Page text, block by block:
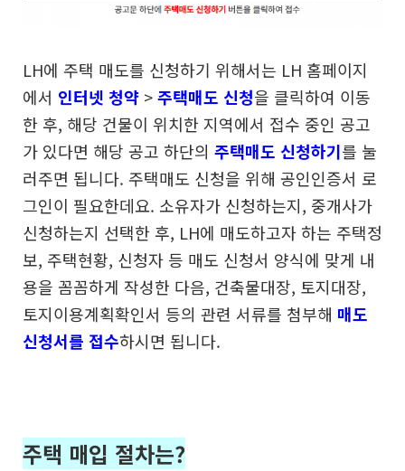
LH에 주택 매도를 신청하기 위해서는 LH 홈페이지
에서 인터넷 청약 >주택매도 신청을 클릭하여 이동
한 후, 해당 건물이 위치한 지역에서 접수 중인 공고
가 있다면 해당 공고 하단의 주택매도 신청하기를 눌
러주면 됩니다. 주택매도 신청을 위해 공인인증서 로
그인이 필요한데요. 소유자가 신청하는지, 중개사가
신청하는지 선택한 후, LH에 매도하고자 하는 주택정
보, 주택현황, 신청자 등 매도 신청서 양식에 맞게 내
용을 꼼꼼하게 작성한 다음, 건축물대장, 토지대장,
토지이용계획확인서 등의 관련 서류를 첨부해 매도
신청서를 접수하시면 됩니다.
주택 매입 절차는?